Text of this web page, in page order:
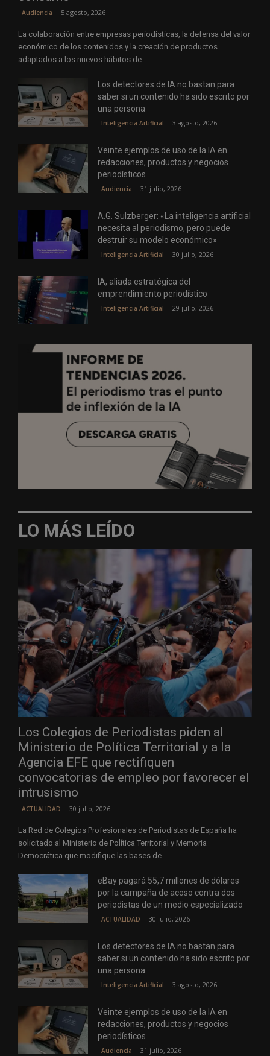
Audiencia 5 agosto, 2026
La colaboración entre empresas periodísticas, la defensa del valor
económico de los contenidos y la creación de productos
adaptados a los nuevos hábitos de...
Los detectores de IA no bastan para
saber si un contenido ha sido escrito por
una persona
Inteligencia Artificial 3 agosto, 2026
Veinte ejemplos de uso de la IA en
redacciones, productos y negocios
periodísticos
Audiencia 31 julio, 2026
A.G. Sulzberger: «La inteligencia artificial
necesita al periodismo, pero puede
destruir su modelo económico»
Inteligencia Artificial 30 julio, 2026
IA, aliada estratégica del
emprendimiento periodístico
Inteligencia Artificial 29 julio, 2026
LO MÁS LEÍDO
Los Colegios de Periodistas piden al
Ministerio de Política Territorial y a la
Agencia EFE que rectifiquen
convocatorias de empleo por favorecer el
intrusismo
ACTUALIDAD 30 julio, 2026
La Red de Colegios Profesionales de Periodistas de España ha
solicitado al Ministerio de Política Territorial y Memoria
Democrática que modifique las bases de...
eBay pagará 55,7 millones de dólares
por la campaña de acoso contra dos
periodistas de un medio especializado
ACTUALIDAD 30 julio, 2026
Los detectores de IA no bastan para
saber si un contenido ha sido escrito por
una persona
Inteligencia Artificial 3 agosto, 2026
Veinte ejemplos de uso de la IA en
redacciones, productos y negocios
periodísticos
Audiencia 31 julio, 2026